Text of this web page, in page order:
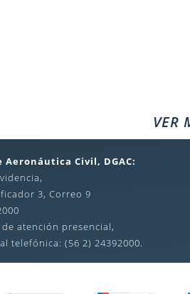
VER
Civil, DGAC:
3, Correo 9
atención presencial,
telefónica: (56 2) 24392000.